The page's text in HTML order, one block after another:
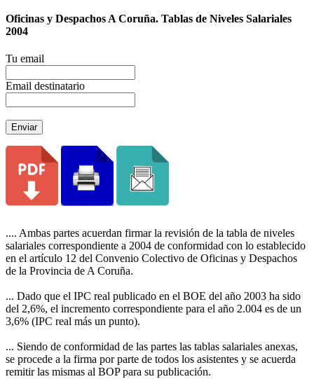
Oficinas y Despachos A Coruña. Tablas de Niveles Salariales
2004
Tu email
Email destinatario
Enviar
.... Ambas partes acuerdan firmar la revisión de la tabla de niveles
salariales correspondiente a 2004 de conformidad con lo establecido
en el artículo 12 del Convenio Colectivo de Oficinas y Despachos
de la Provincia de A Coruña.
... Dado que el IPC real publicado en el BOE del año 2003 ha sido
del 2,6%, el incremento correspondiente para el año 2.004 es de un
3,6% (IPC real más un punto).
... Siendo de conformidad de las partes las tablas salariales anexas,
se procede a la firma por parte de todos los asistentes y se acuerda
remitir las mismas al BOP para su publicación.